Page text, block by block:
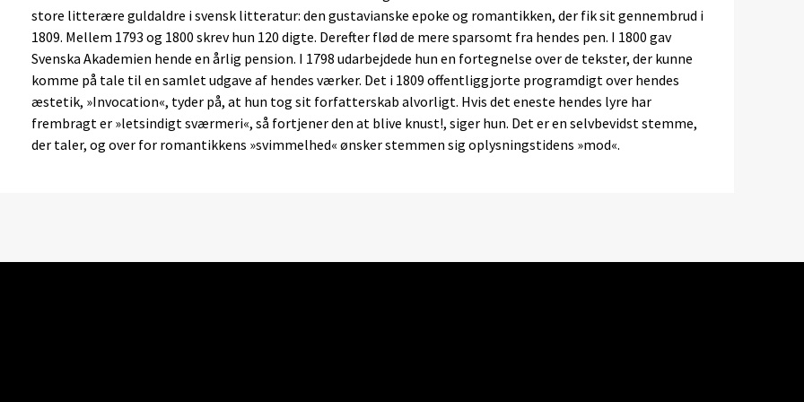
store litterære guldaldre i svensk litteratur: den gustavianske epoke og romantikken, der fik sit gennembrud i
1809. Mellem 1793 og 1800 skrev hun 120 digte. Derefter flød de mere sparsomt fra hendes pen. I 1800 gav
Svenska Akademien hende en årlig pension. I 1798 udarbejdede hun en fortegnelse over de tekster, der kunne
komme på tale til en samlet udgave af hendes værker. Det i 1809 offentliggjorte programdigt over hendes
æstetik, »Invocation«, tyder på, at hun tog sit forfatterskab alvorligt. Hvis det eneste hendes lyre har
frembragt er »letsindigt sværmeri«, så fortjener den at blive knust!, siger hun. Det er en selvbevidst stemme,
der taler, og over for romantikkens »svimmelhed« ønsker stemmen sig oplysningstidens »mod«.